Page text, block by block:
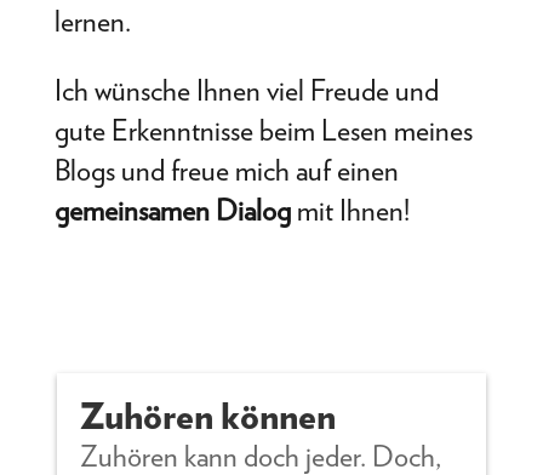
lernen.
Ich wünsche Ihnen viel Freude und
gute Erkenntnisse beim Lesen meines
Blogs und freue mich auf einen
gemeinsamen Dialogmit Ihnen!
Zuhören können
Zuhören kann doch jeder. Doch,